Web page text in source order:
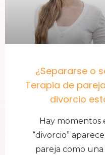
¿Separarse o
Terapia de
divorcio
Hay momentos
“divorcio”
pareja como